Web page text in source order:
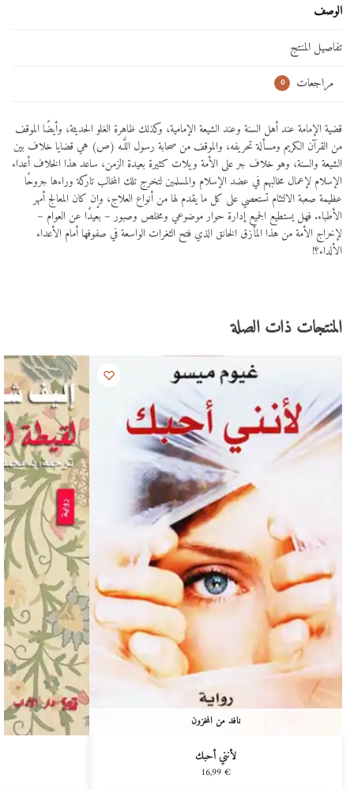
الوصف
تفاصيل المنتج
مراجعات
0
قضية الإمامة عند أهل السنة وعند الشيعة الإمامية، وكذلك ظاهرة الغلو الحديثة، وأيضًا الموقف
من القرآن الكريم ومسألة تحريفه، والموقف من صحابة رسول اللَّـه (ص) هي قضايا خلاف بين
الشيعة والسنة، وهو خلاف جر على الأمة ويلات كثيرة بعيدة الزمن، ساعد هذا الخلاف أعداء
الإسلام لإعمال مخالبهم في عضد الإسلام والمسلمين لتخرج تلك المخالب تاركة وراءها جروحًا
عظيمة صعبة الالتئام تستعصي على كل ما يقدم لها من أنواع العلاج، وإن كان المعالج أمهر
الأطباء. فهل يستطيع الجميع إدارة حوار موضوعي ومخلص وصبور – بعيدًا عن العوام –
لإخراج الأمة من هذا المأزق الخانق الذي فتح الثغرات الواسعة في صفوفها أمام الأعداء
الألداء؟!
المنتجات ذات الصلة
نافد من المخزون
لأنني أحبك
16,99€